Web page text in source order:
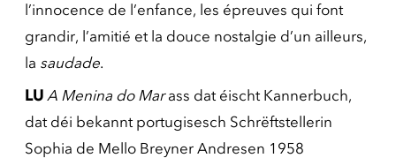
l’innocence de l’enfance, les épreuves qui font
grandir, l’amitié et la douce nostalgie d’un ailleurs,
la saudade.
LU A Menina do Marass dat éischt Kannerbuch,
dat déi bekannt portugisesch Schrëftstellerin
Sophia de Mello Breyner Andresen 1958